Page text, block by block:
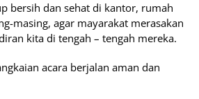
bersih dan sehat di kantor, rumah
masing, agar mayarakat merasakan
kita di tengah – tengah mereka.
acara berjalan aman dan